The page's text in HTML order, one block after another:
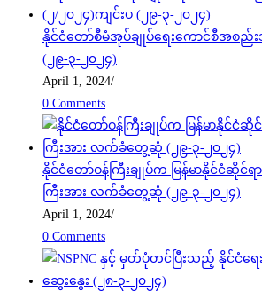
နိုင်ငံတော်စီမံအုပ်ချုပ်ရေးကောင်စီအစည်း
(၂၉-၃-၂၀၂၄)
April 1, 2024/
0 Comments
နိုင်ငံတော်ဝန်ကြီးချုပ်က မြန်မာနိုင်ငံဆို
ကြီးအား လက်ခံတွေ့ဆုံ (၂၉-၃-၂၀၂၄)
April 1, 2024/
0 Comments